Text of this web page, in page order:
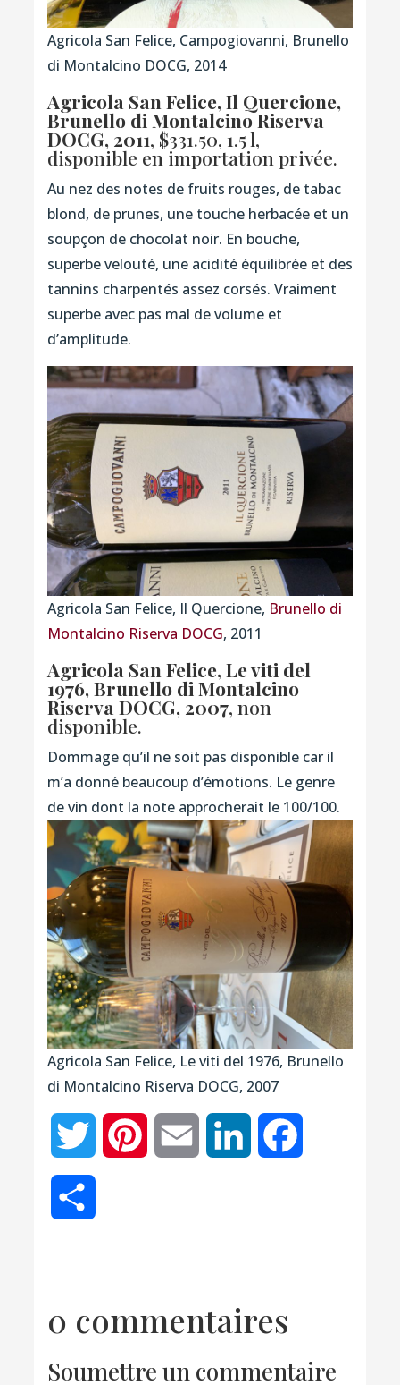
Agricola San Felice, Campogiovanni, Brunello
di Montalcino DOCG, 2014
Agricola San Felice, Il Quercione,
Brunello di Montalcino Riserva
DOCG, 2011, $331.50, 1.5 l,
disponible en importation privée.
Au nez des notes de fruits rouges, de tabac
blond, de prunes, une touche herbacée et un
soupçon de chocolat noir. En bouche,
superbe velouté, une acidité équilibrée et des
tannins charpentés assez corsés. Vraiment
superbe avec pas mal de volume et
d’amplitude.
Agricola San Felice, Il Quercione, Brunello di
Montalcino Riserva DOCG, 2011
Agricola San Felice, Le viti del
1976, Brunello di Montalcino
Riserva DOCG, 2007, non
disponible.
Dommage qu’il ne soit pas disponible car il
m’a donné beaucoup d’émotions. Le genre
de vin dont la note approcherait le 100/100.
Agricola San Felice, Le viti del 1976, Brunello
di Montalcino Riserva DOCG, 2007
Twitter Pinterest Email LinkedIn
0 commentaires
Soumettre un commentaire